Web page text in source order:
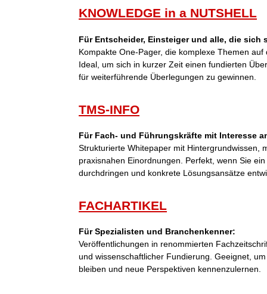
KNOWLEDGE in a NUTSHELL
Für Entscheider, Einsteiger und alle, die sich
Kompakte One-Pager, die komplexe Themen
Ideal, um sich in kurzer Zeit einen fundierten
für weiterführende Überlegungen zu gewinnen.
TMS-INFO
Für Fach- und Führungskräfte mit Interesse
Strukturierte Whitepaper mit Hintergrundwissen,
praxisnahen Einordnungen. Perfekt, wenn Sie
durchdringen und konkrete Lösungsansätze
FACHARTIKEL
Für Spezialisten und Branchenkenner:
Veröffentlichungen in renommierten
und wissenschaftlicher Fundierung. Geeignet,
bleiben und neue Perspektiven kennenzulernen.